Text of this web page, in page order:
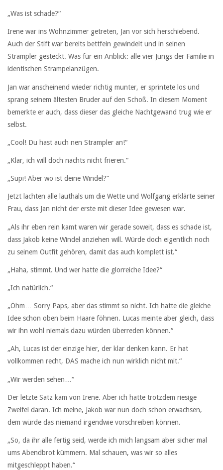
„Was ist schade?“
Irene war ins Wohnzimmer getreten, Jan vor sich herschiebend.
Auch der Stift war bereits bettfein gewindelt und in seinen
Strampler gesteckt. Was für ein Anblick: alle vier Jungs der Familie in
identischen Strampelanzügen.
Jan war anscheinend wieder richtig munter, er sprintete los und
sprang seinem ältesten Bruder auf den Schoß. In diesem Moment
bemerkte er auch, dass dieser das gleiche Nachtgewand trug wie er
selbst.
„Cool! Du hast auch nen Strampler an!“
„Klar, ich will doch nachts nicht frieren.“
„Supi! Aber wo ist deine Windel?“
Jetzt lachten alle lauthals um die Wette und Wolfgang erklärte seiner
Frau, dass Jan nicht der erste mit dieser Idee gewesen war.
„Als ihr eben rein kamt waren wir gerade soweit, dass es schade ist,
dass Jakob keine Windel anziehen will. Würde doch eigentlich noch
zu seinem Outfit gehören, damit das auch komplett ist.“
„Haha, stimmt. Und wer hatte die glorreiche Idee?“
„Ich natürlich.“
„Öhm… Sorry Paps, aber das stimmt so nicht. Ich hatte die gleiche
Idee schon oben beim Haare föhnen. Lucas meinte aber gleich, dass
wir ihn wohl niemals dazu würden überreden können.“
„Ah, Lucas ist der einzige hier, der klar denken kann. Er hat
vollkommen recht, DAS mache ich nun wirklich nicht mit.“
„Wir werden sehen…“
Der letzte Satz kam von Irene. Aber ich hatte trotzdem riesige
Zweifel daran. Ich meine, Jakob war nun doch schon erwachsen,
dem würde das niemand irgendwie vorschreiben können.
„So, da ihr alle fertig seid, werde ich mich langsam aber sicher mal
ums Abendbrot kümmern. Mal schauen, was wir so alles
mitgeschleppt haben.“